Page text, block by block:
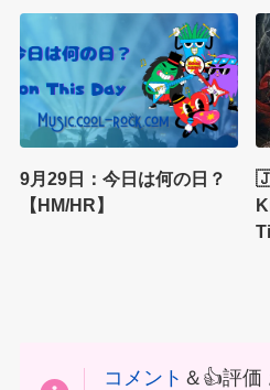
9月29日：今日は何の日？
【HM/HR】
コメント ＆👍評価